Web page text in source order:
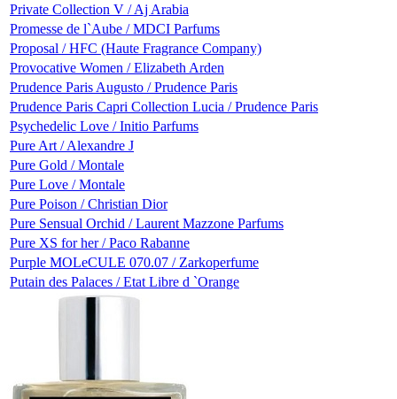
Private Collection V / Aj Arabia
Promesse de l`Aube / MDCI Parfums
Proposal / HFC (Haute Fragrance Company)
Provocative Women / Elizabeth Arden
Prudence Paris Augusto / Prudence Paris
Prudence Paris Capri Collection Lucia / Prudence Paris
Psychedelic Love / Initio Parfums
Pure Art / Alexandre J
Pure Gold / Montale
Pure Love / Montale
Pure Poison / Christian Dior
Pure Sensual Orchid / Laurent Mazzone Parfums
Pure XS for her / Paco Rabanne
Purple MOLeCULE 070.07 / Zarkoperfume
Putain des Palaces / Etat Libre d `Orange